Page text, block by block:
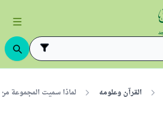
القرآن وعلومه لماذا سميت المجموعة